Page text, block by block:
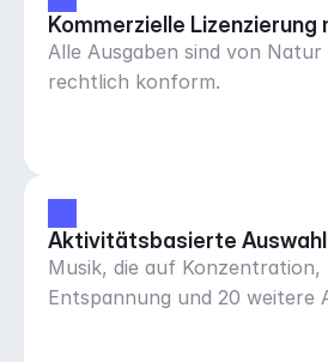
Kommerzielle
Alle Ausgaben sind von
rechtlich konform.
Aktivitätsbasierte Auswahl
Musik, die auf Konzentration,
Entspannung und 20 weitere